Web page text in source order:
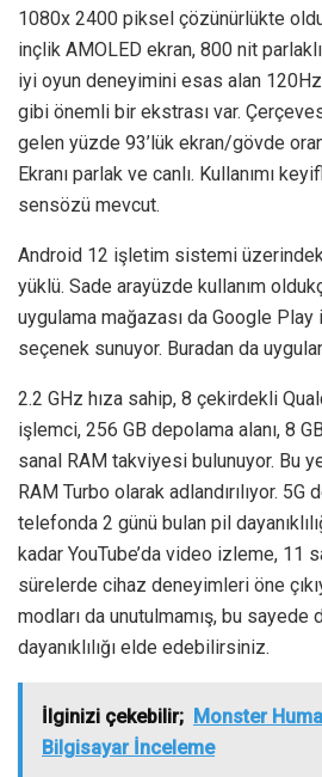
1080x 2400 piksel çözünürlükte
inçlik AMOLED ekran, 800 nit
iyi oyun deneyimini esas alan 120Hz
gibi önemli bir ekstrası var.
gelen yüzde 93’lük ekran/gövde
Ekranı parlak ve canlı. Kullanımı
sensözü mevcut.
Android 12 işletim sistemi
yüklü. Sade arayüzde kullanım
uygulama mağazası da Google
seçenek sunuyor. Buradan da
2.2 GHz hıza sahip, 8 çekirdekli
işlemci, 256 GB depolama alanı, 8
sanal RAM takviyesi bulunuyor. Bu
RAM Turbo olarak adlandırılıyor. 5G
telefonda 2 günü bulan pil
kadar YouTube’da video izleme, 11
sürelerde cihaz deneyimleri öne
modları da unutulmamış, bu sayede
dayanıklılığı elde edebilirsiniz.
İlginizi çekebilir; Monster
Bilgisayar İnceleme